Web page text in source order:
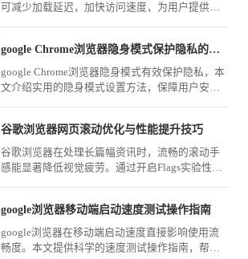
可减少加载延迟，加快访问速度，为用户提供流
google Chrome浏览器隐身模式保护隐私的实用方法
google Chrome浏览器隐身模式有效保护隐私，本
文介绍实用的隐身模式设置方法，保障用户安全
谷歌浏览器网页滚动优化与性能提升技巧
谷歌浏览器在处理长篇幅资讯时，流畅的滚动手
感能显著降低视觉疲劳。通过开启Flags实验性平
阅海量文字或高清大图时依然保持极致的响应速
度。
google浏览器移动端启动速度测试操作指南
google浏览器在移动端启动速度直接影响使用流
畅度。本文提供科学的速度测试操作指南，帮助